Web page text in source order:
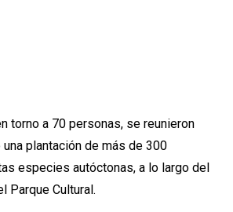
torno a 70 personas, se reunieron
una plantación de más de 300
especies autóctonas, a lo largo del
Parque Cultural.